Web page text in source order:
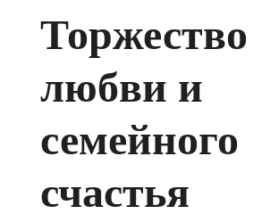
Торжество
любви и
семейного
счастья